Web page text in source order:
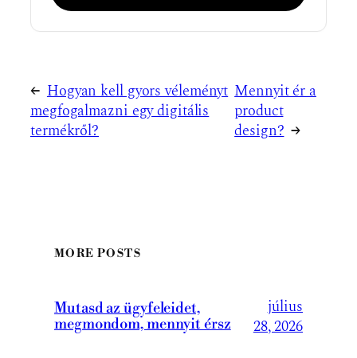
← Hogyan kell gyors véleményt
megfogalmazni egy digitális
termékről?
Mennyit ér a
product
design? →
MORE POSTS
Mutasd az ügyfeleidet,
megmondom, mennyit érsz
július
28, 2026